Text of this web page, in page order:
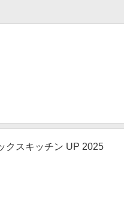
クスキッチン UP 2025